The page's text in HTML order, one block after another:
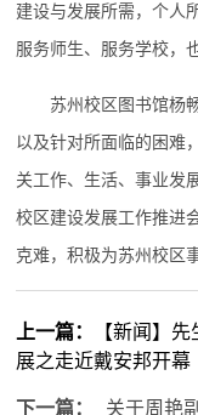
建设与发展所需，个人
服务师生、服务学校，
苏州校区图书馆杨
以及针对所面临的困难
关工作、生活、事业发
校区建设发展工作推进
克难，积极为苏州校区
上一篇：
【新闻】
展之走近戴安邦开幕
下一篇： 关于周艳